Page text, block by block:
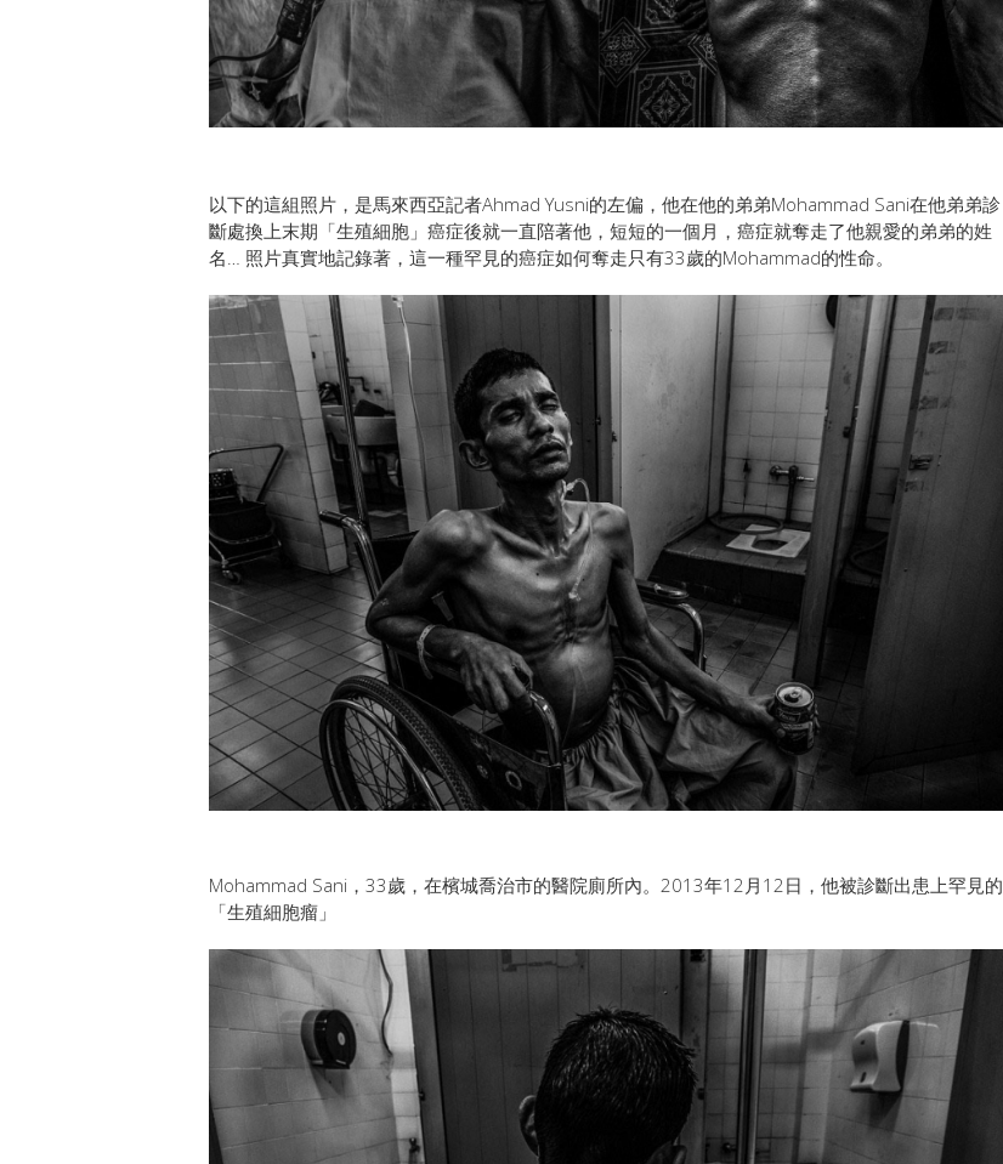
以下的這組照片，是馬來西亞記者Ahmad Yusni的左偏，他在他的弟弟Mohammad Sani在他弟弟診
斷處換上末期「生殖細胞」癌症後就一直陪著他，短短的一個月，癌症就奪走了他親愛的弟弟的姓
名… 照片真實地記錄著，這一種罕見的癌症如何奪走只有33歲的Mohammad的性命。
Mohammad Sani，33歲，在檳城喬治市的醫院廁所內。2013年12月12日，他被診斷出患上罕見的
「生殖細胞瘤」